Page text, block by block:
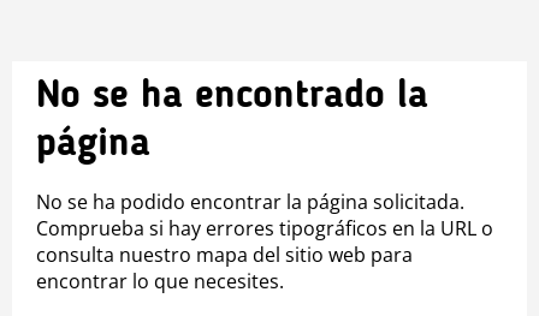
No se ha encontrado la
página
No se ha podido encontrar la página solicitada.
Comprueba si hay errores tipográficos en la URL o
consulta nuestro mapa del sitio web para
encontrar lo que necesites.